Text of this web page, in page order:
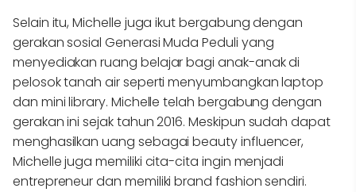
Selain itu, Michelle juga ikut bergabung dengan
gerakan sosial Generasi Muda Peduli yang
menyediakan ruang belajar bagi anak-anak di
pelosok tanah air seperti menyumbangkan laptop
dan mini library. Michelle telah bergabung dengan
gerakan ini sejak tahun 2016. Meskipun sudah dapat
menghasilkan uang sebagai beauty influencer,
Michelle juga memiliki cita-cita ingin menjadi
entrepreneur dan memiliki brand fashion sendiri.